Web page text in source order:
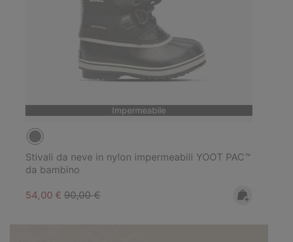
Impermeabile
Stivali da neve in nylon impermeabili YOOT PAC™
da bambino
Sale price:
54,00 € Regular price:
90,00 €